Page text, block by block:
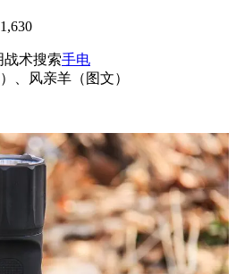
1,630
战术搜索手电
、风亲羊（图文）